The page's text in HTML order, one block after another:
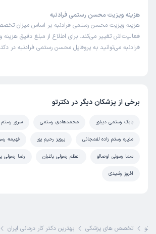
هزینه ویزیت محسن رستمی فرادنبه
هزینه ویزیت محسن رستمی فرادنبه بر اساس میزان
فعالیت‌اش تغییر می‌کند. برای اطلاع از مبلغ دقیق
فرادنبه می‌توانید به پروفایل محسن رستمی فرادنبه در
برخی از پزشکان دیگر در دکترتو
بابک رستمی دیباور محمدهادی رستمی سرور رستم
منیره رستم زاده لفمجانی پرویز رحیم پور فهیمه
سما رسولی اوصالو اعظم رسولی باغبان رضا رسولی
افروز رشیدی
تخصص های پزشکی بهترین دکتر کار درمانی ایران